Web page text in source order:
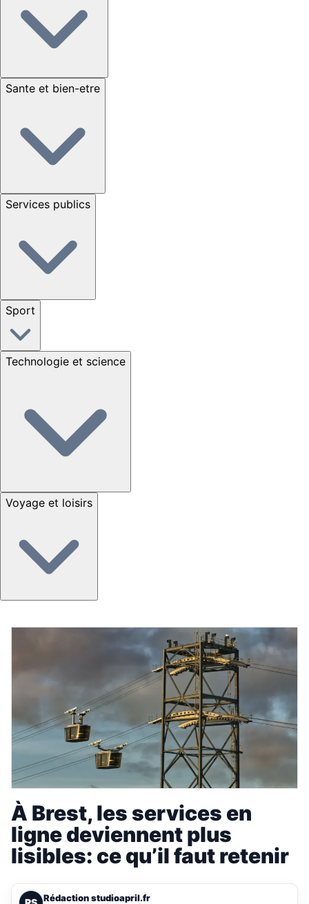
Sante et bien-etre
Services publics
Sport
Technologie et science
Voyage et loisirs
À Brest, les services en
ligne deviennent plus
lisibles: ce qu’il faut retenir
Rédaction studioapril.fr